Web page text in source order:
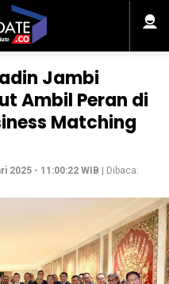
Jambi
Ambil Peran di
Matching
2025 - 11:00:22 WIB | Dibaca: